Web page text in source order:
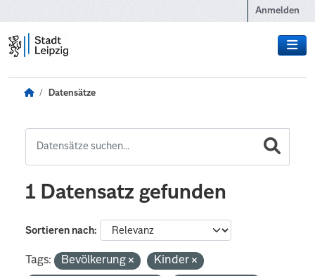
Anmelden
Datensätze
1 Datensatz gefunden
Sortieren nach
Tags: Bevölkerung
Kinder